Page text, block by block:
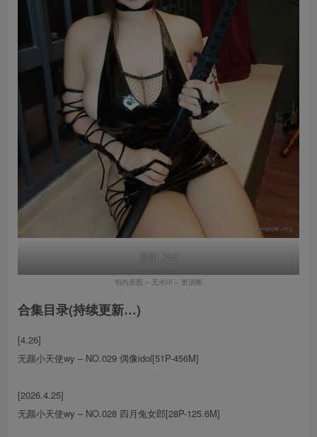
自拍_(25)
包内原图 – 无水印 – 更清晰
合集目录(持续更新…)
[4.26]
无颜小天使wy – NO.029 偶像idol[51P-456M]
[2026.4.25]
无颜小天使wy – NO.028 四月兔女郎[28P-125.6M]